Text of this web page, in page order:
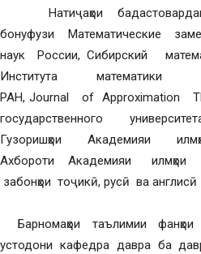
Натиҷаҳои
бонуфузи Математические
наук России, Сибирский
Института
РАН, Journal of Approximation
государственного
Гузоришҳои Академияи
Ахбороти Академияи илмҳои
забонҳои тоҷикӣ, русӣ ва
Барномаҳои таълимии
устодони кафедра давра ба